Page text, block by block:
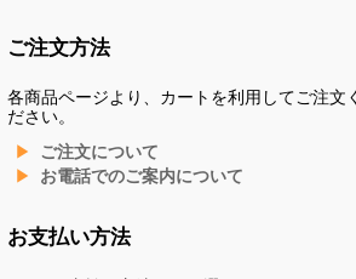
ご注文方法
各商品ページより、カートを利用してご注文く
ださい。
ご注文について
お電話でのご案内について
お支払い方法